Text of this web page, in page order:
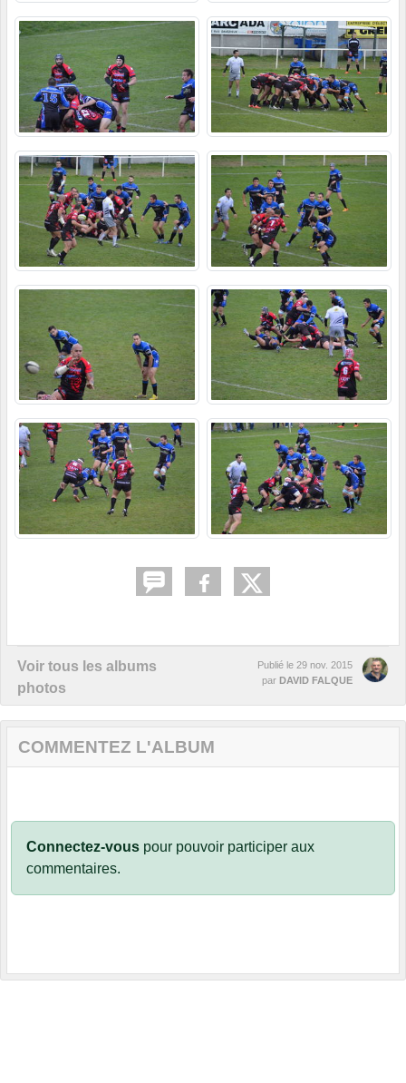
Voir tous les albums
photos
Publié le 29 nov. 2015
par DAVID FALQUE
COMMENTEZ L'ALBUM
Connectez-vous pour pouvoir participer aux
commentaires.